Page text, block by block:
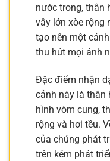
nước trong, thân
vây lớn xòe rộng
tạo nên một
thu hút mọi ánh
Đặc điểm nhận
cảnh này là thân
hình vòm cung,
rộng và hơi tều.
của chúng phát
trên kém phát